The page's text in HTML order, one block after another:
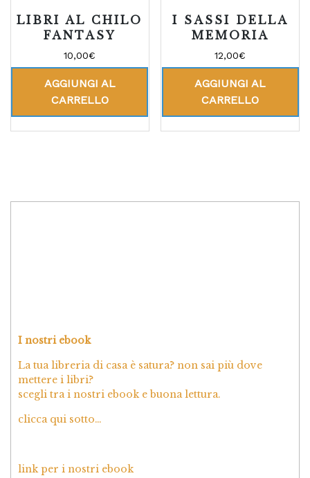
LIBRI AL CHILO
FANTASY
10,00€
AGGIUNGI AL
CARRELLO
I SASSI DELLA
MEMORIA
12,00€
AGGIUNGI AL
CARRELLO
I nostri ebook
La tua libreria di casa è satura? non sai più dove
mettere i libri?
scegli tra i nostri ebook e buona lettura.
clicca qui sotto…
link per i nostri ebook